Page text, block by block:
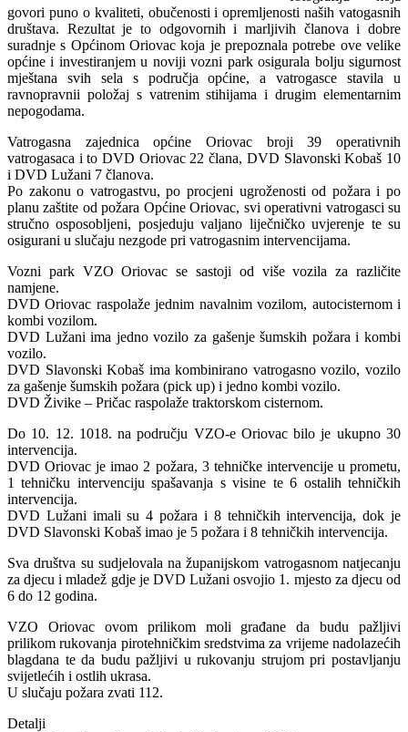
govori puno o kvaliteti, obučenosti i opremljenosti naših vatogasnih
društava. Rezultat je to odgovornih i marljivih članova i dobre
suradnje s Općinom Oriovac koja je prepoznala potrebe ove velike
općine i investiranjem u noviji vozni park osigurala bolju sigurnost
mještana svih sela s područja općine, a vatrogasce stavila u
ravnopravnii položaj s vatrenim stihijama i drugim elementarnim
nepogodama.
Vatrogasna zajednica općine Oriovac broji 39 operativnih
vatrogasaca i to DVD Oriovac 22 člana, DVD Slavonski Kobaš 10
i DVD Lužani 7 članova.
Po zakonu o vatrogastvu, po procjeni ugroženosti od požara i po
planu zaštite od požara Općine Oriovac, svi operativni vatrogasci su
stručno osposobljeni, posjeduju valjano liječničko uvjerenje te su
osigurani u slučaju nezgode pri vatrogasnim intervencijama.
Vozni park VZO Oriovac se sastoji od više vozila za različite
namjene.
DVD Oriovac raspolaže jednim navalnim vozilom, autocisternom i
kombi vozilom.
DVD Lužani ima jedno vozilo za gašenje šumskih požara i kombi
vozilo.
DVD Slavonski Kobaš ima kombinirano vatrogasno vozilo, vozilo
za gašenje šumskih požara (pick up) i jedno kombi vozilo.
DVD Živike – Pričac raspolaže traktorskom cisternom.
Do 10. 12. 1018. na području VZO-e Oriovac bilo je ukupno 30
intervencija.
DVD Oriovac je imao 2 požara, 3 tehničke intervencije u prometu,
1 tehničku intervenciju spašavanja s visine te 6 ostalih tehničkih
intervencija.
DVD Lužani imali su 4 požara i 8 tehničkih intervencija, dok je
DVD Slavonski Kobaš imao je 5 požara i 8 tehničkih intervencija.
Sva društva su sudjelovala na županijskom vatrogasnom natjecanju
za djecu i mladež gdje je DVD Lužani osvojio 1. mjesto za djecu od
6 do 12 godina.
VZO Oriovac ovom prilikom moli građane da budu pažljivi
prilikom rukovanja pirotehničkim sredstvima za vrijeme nadolazećih
blagdana te da budu pažljivi u rukovanju strujom pri postavljanju
svijetlećih i ostlih ukrasa.
U slučaju požara zvati 112.
Detalji